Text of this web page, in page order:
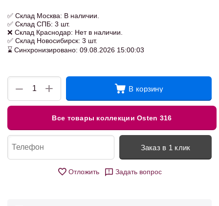
✅ Склад Москва: В наличии.
✅ Склад СПБ: 3 шт.
❌ Склад Краснодар: Нет в наличии.
✅ Склад Новосибирск: 3 шт.
⌛ Синхронизировано: 09.08.2026 15:00:03
+
− В корзину
Все товары коллекции Osten 316
Заказ в 1 клик
Отложить Задать вопрос